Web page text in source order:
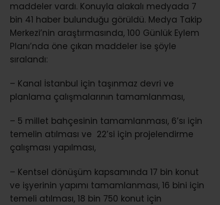
maddeler vardı. Konuyla alakalı medyada 7
bin 41 haber bulunduğu görüldü. Medya Takip
Merkezi’nin araştırmasında, 100 Günlük Eylem
Planı’nda öne çıkan maddeler ise şöyle
sıralandı:
– Kanal İstanbul için taşınmaz devri ve
planlama çalışmalarının tamamlanması,
– 5 millet bahçesinin tamamlanması, 6’sı için
temelin atılması ve 22’si için projelendirme
çalışması yapılması,
– Kentsel dönüşüm kapsamında 17 bin konut
ve işyerinin yapımı tamamlanması, 16 bini için
temeli atılması, 18 bin 750 konut için